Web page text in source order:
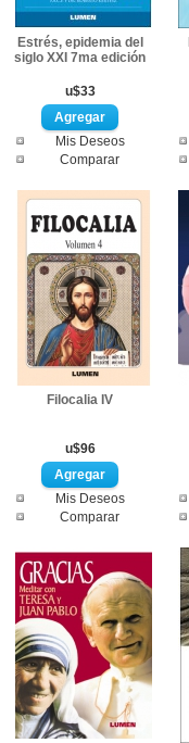
Estrés, epidemia del
siglo XXI 7ma edición
u$33
Mis Deseos
Comparar
Filocalia IV
u$96
Mis Deseos
Comparar